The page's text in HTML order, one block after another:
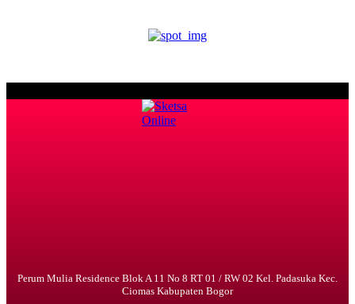
Perum Mulia Residence Blok A 11 No 8 RT 01 / RW 02 Kel. Padasuka Kec.
Ciomas Kabupaten Bogor